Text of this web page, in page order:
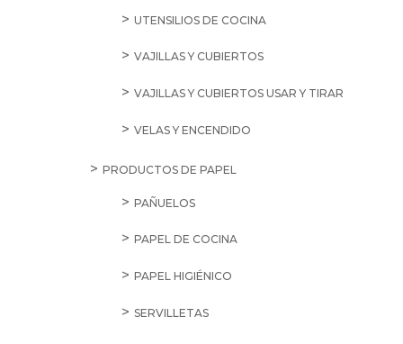
UTENSILIOS DE COCINA
VAJILLAS Y CUBIERTOS
VAJILLAS Y CUBIERTOS USAR Y TIRAR
VELAS Y ENCENDIDO
PRODUCTOS DE PAPEL
PAÑUELOS
PAPEL DE COCINA
PAPEL HIGIÉNICO
SERVILLETAS